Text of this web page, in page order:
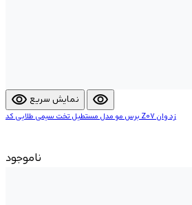
visibility نمایش سریع visibility
برس مو مدل مستطیل تخت سیمی طلایی کد Z07 زد وان
ناموجود